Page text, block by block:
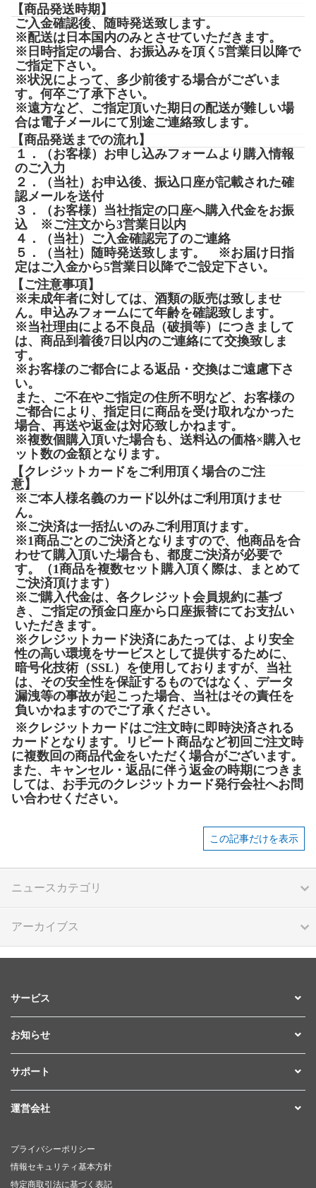
【商品発送時期】
ご入金確認後、随時発送致します。
※配送は日本国内のみとさせていただきます。
※日時指定の場合、お振込みを頂く5営業日以降で
ご指定下さい。
※状況によって、多少前後する場合がございま
す。何卒ご了承下さい。
※遠方など、ご指定頂いた期日の配送が難しい場
合は電子メールにて別途ご連絡致します。
【商品発送までの流れ】
１．（お客様）お申し込みフォームより購入情報
のご入力
２．（当社）お申込後、振込口座が記載された確
認メールを送付
３．（お客様）当社指定の口座へ購入代金をお振
込 ※ご注文から3営業日以内
４．（当社）ご入金確認完了のご連絡
５．（当社）随時発送致します。 ※お届け日指
定はご入金から5営業日以降でご設定下さい。
【ご注意事項】
※未成年者に対しては、酒類の販売は致しませ
ん。申込みフォームにて年齢を確認致します。
※当社理由による不良品（破損等）につきまして
は、商品到着後7日以内のご連絡にて交換致しま
す。
※お客様のご都合による返品・交換はご遠慮下さ
い。
また、ご不在やご指定の住所不明など、お客様の
ご都合により、指定日に商品を受け取れなかった
場合、再送や返金は対応致しかねます。
※複数個購入頂いた場合も、送料込の価格×購入セ
ット数の金額となります。
【クレジットカードをご利用頂く場合のご注
意】
※ご本人様名義のカード以外はご利用頂けませ
ん。
※ご決済は一括払いのみご利用頂けます。
※1商品ごとのご決済となりますので、他商品を合
わせて購入頂いた場合も、都度ご決済が必要で
す。（1商品を複数セット購入頂く際は、まとめて
ご決済頂けます）
※ご購入代金は、各クレジット会員規約に基づ
き、ご指定の預金口座から口座振替にてお支払い
いただきます。
※クレジットカード決済にあたっては、より安全
性の高い環境をサービスとして提供するために、
暗号化技術（SSL）を使用しておりますが、当社
は、その安全性を保証するものではなく、データ
漏洩等の事故が起こった場合、当社はその責任を
負いかねますのでご了承ください。
※クレジットカードはご注文時に即時決済される
カードとなります。リピート商品など初回ご注文時
に複数回の商品代金をいただく場合がございます。
また、キャンセル・返品に伴う返金の時期につきま
しては、お手元のクレジットカード発行会社へお問
い合わせください。
この記事だけを表示
ニュースカテゴリ
アーカイブス
サービス
お知らせ
サポート
運営会社
プライバシーポリシー
情報セキュリティ基本方針
特定商取引法に基づく表記